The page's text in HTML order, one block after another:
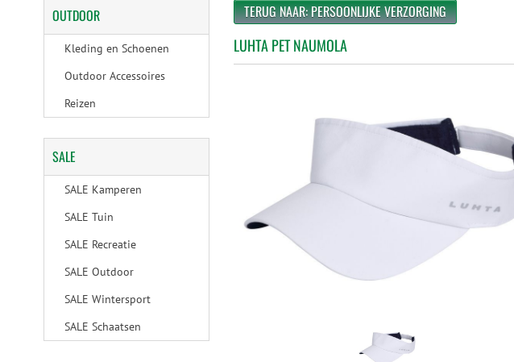
TERUG NAAR: PERSOONLIJKE VERZORGING
LUHTA PET NAUMOLA
OUTDOOR
Kleding en Schoenen
Outdoor Accessoires
Reizen
SALE
SALE Kamperen
SALE Tuin
SALE Recreatie
SALE Outdoor
SALE Wintersport
SALE Schaatsen